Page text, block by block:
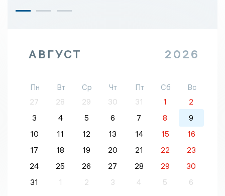
АВГУСТ 2026
Пн Вт Ср Чт Пт Сб
Вс
27
28 29 30 31 1
2
3
4 5 6 7 8
9
10
11 12 13 14 15
16
17
18 19 20 21 22
23
24
25 26 27 28 29
30
31
1 2 3 4 5 6